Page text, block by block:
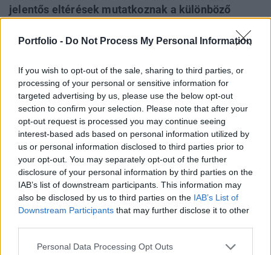
Portfolio - Do Not Process My Personal Information
If you wish to opt-out of the sale, sharing to third parties, or
processing of your personal or sensitive information for
targeted advertising by us, please use the below opt-out
section to confirm your selection. Please note that after your
opt-out request is processed you may continue seeing
interest-based ads based on personal information utilized by
us or personal information disclosed to third parties prior to
your opt-out. You may separately opt-out of the further
disclosure of your personal information by third parties on the
IAB’s list of downstream participants. This information may
also be disclosed by us to third parties on the IAB’s List of
Downstream Participants that may further disclose it to other
Personal Data Processing Opt Outs
jelentős eltérések mutatkoznak a különböző
Guardian. A MÁV a vizsgált 27 vasúttársaságból a
magyar társaság szolgáltatása.
A Közlekedés és Környezetvédelem (KKK) kampánycsoport
által készített tanulmány rávilágít a kontinens vasúti
közlekedésének erősségeire és gyengeségeire, kiemelve a
fejlesztendő területeket. A T&E nyolc szempont alapján
értékelte a 27 európai vasúttársaságot, figyelembe véve
olyan tényezőket, mint a jegyárak, a pontosság és a
jegyvisszatérítési hajlandóság....
KEDVES OLVASÓNK!
A keresett cikk a portfolio.hu hírarchívumához